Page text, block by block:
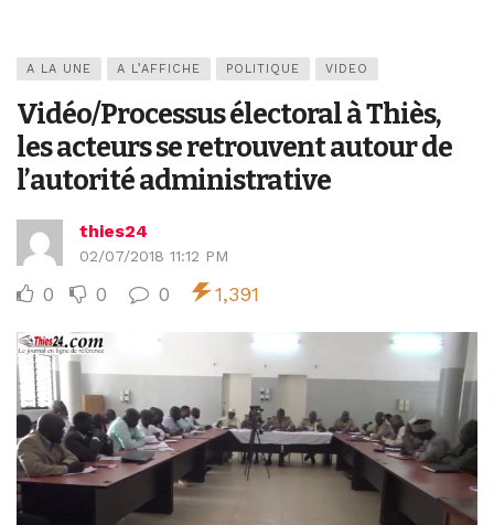
A LA UNE A L’AFFICHE POLITIQUE VIDEO
Vidéo/Processus électoral à Thiès,
les acteurs se retrouvent autour de
l’autorité administrative
thies24
02/07/2018 11:12 PM
0 0 0 1,391